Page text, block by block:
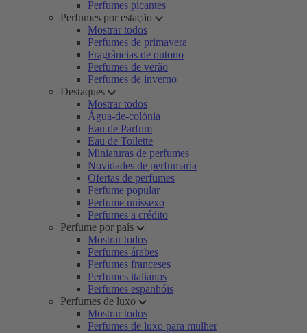
Perfumes picantes
Perfumes por estação
Mostrar todos
Perfumes de primavera
Fragrâncias de outono
Perfumes de verão
Perfumes de inverno
Destaques
Mostrar todos
Água-de-colónia
Eau de Parfum
Eau de Toilette
Miniaturas de perfumes
Novidades de perfumaria
Ofertas de perfumes
Perfume popular
Perfume unissexo
Perfumes a crédito
Perfume por país
Mostrar todos
Perfumes árabes
Perfumes franceses
Perfumes italianos
Perfumes espanhóis
Perfumes de luxo
Mostrar todos
Perfumes de luxo para mulher